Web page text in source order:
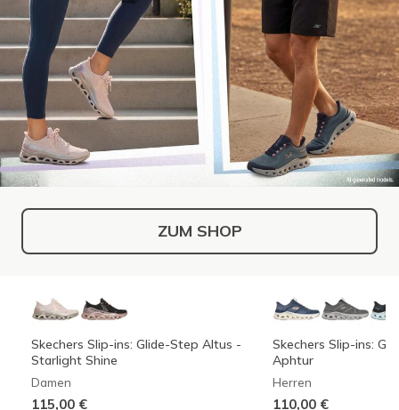
ZUM SHOP
Skechers Slip-ins: Glide-Step Altus -
Starlight Shine
Damen
115,00 €
Skechers Slip-ins:
Aphtur
Herren
110,00 €